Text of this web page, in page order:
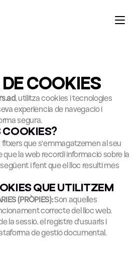
COOKIES
, utilitza cookies i tecnologies
experiència de navegació i
segura.
COOKIES?
que s'emmagatzemen al seu
la web recordi informació sobre la
i fent que el lloc resulti més
QUE UTILITZEM
(PRÒPIES): Són aquelles
correcte del lloc web.
la sessió, el registre d'usuaris i
de gestió documental.